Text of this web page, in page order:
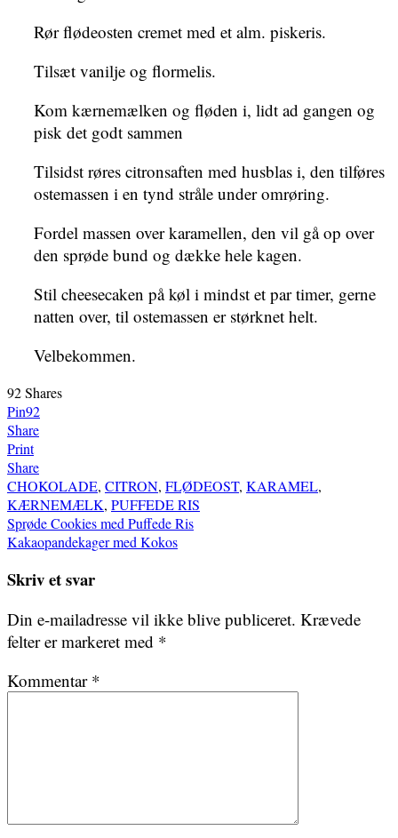
Rør flødeosten cremet med et alm. piskeris.
Tilsæt vanilje og flormelis.
Kom kærnemælken og fløden i, lidt ad gangen og
pisk det godt sammen
Tilsidst røres citronsaften med husblas i, den tilføres
ostemassen i en tynd stråle under omrøring.
Fordel massen over karamellen, den vil gå op over
den sprøde bund og dække hele kagen.
Stil cheesecaken på køl i mindst et par timer, gerne
natten over, til ostemassen er størknet helt.
Velbekommen.
92Shares
Pin92
Share
Print
Share
CHOKOLADE, CITRON, FLØDEOST, KARAMEL,
KÆRNEMÆLK, PUFFEDE RIS
Indlægsnavigation
Sprøde Cookies med Puffede Ris
Kakaopandekager med Kokos
Skriv et svar
Din e-mailadresse vil ikke blive publiceret. Krævede
felter er markeret med *
Kommentar *